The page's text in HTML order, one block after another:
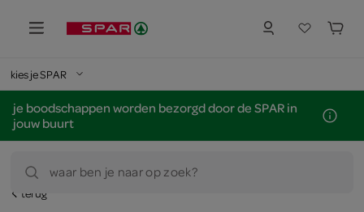
kies je SPAR
je boodschappen worden bezorgd door de SPAR in
jouw buurt
waar ben je naar op zoek?
terug